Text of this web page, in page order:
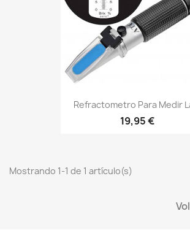
Refractometro Para Medir
19,95 €
Mostrando 1-1 de 1 artículo(s)